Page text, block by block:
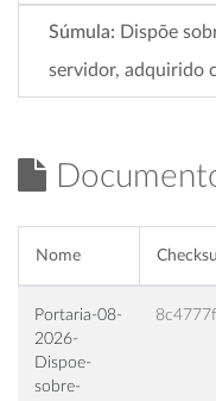
Súmula: Dispõe
servidor, adquirido
Nome
Portaria-08-
2026-
Dispoe-
sobre-